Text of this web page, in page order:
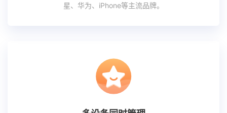
星、华为、iPhone等主流品牌。